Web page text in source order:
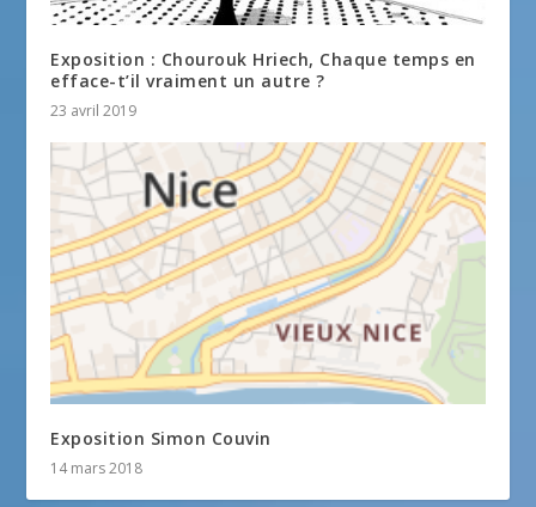
Exposition : Chourouk Hriech, Chaque temps en
efface-t’il vraiment un autre ?
23 avril 2019
Exposition Simon Couvin
14 mars 2018